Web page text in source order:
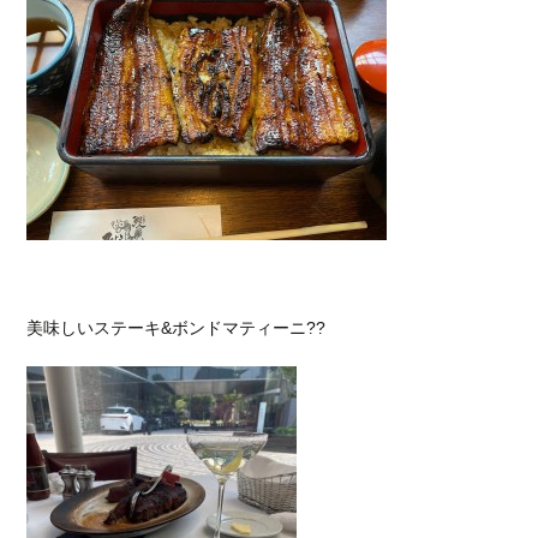
美味しいステーキ&ボンドマティーニ??